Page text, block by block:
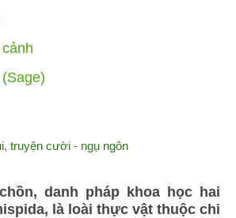
truyện cười - ngụ ngôn
danh pháp khoa học hai
là loài thực vật thuộc chi